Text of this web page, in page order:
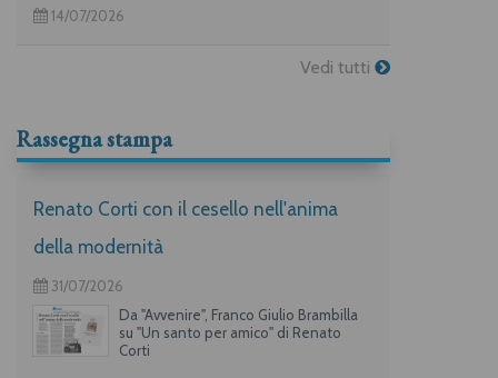
14/07/2026
Vedi tutti
Rassegna stampa
Renato Corti con il cesello nell'anima
della modernità
31/07/2026
Da "Avvenire", Franco Giulio Brambilla
su "Un santo per amico" di Renato
Corti